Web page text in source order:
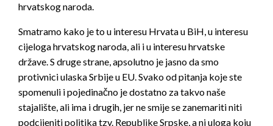
hrvatskog naroda.
Smatramo kako je to u interesu Hrvata u BiH, u interesu
cijeloga hrvatskog naroda, ali i u interesu hrvatske
države. S druge strane, apsolutno je jasno da smo
protivnici ulaska Srbije u EU. Svako od pitanja koje ste
spomenuli i pojedinačno je dostatno za takvo naše
stajalište, ali ima i drugih, jer ne smije se zanemariti niti
podcijeniti politika tzv. Republike Srpske, a ni uloga koju